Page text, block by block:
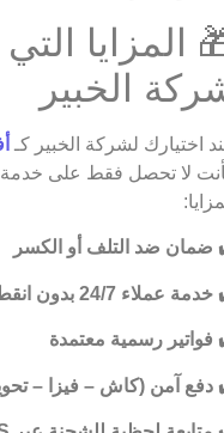
المزايا
الخبير
اختيارك لشركة الخبير كـ
لا تحصل فقط على خدمة
ضمان ضد التلف أو الكسر
خدمة عملاء 24/7 بدون انقطاع
فواتير رسمية معتمدة
دفع آمن (كاش – فيزا –